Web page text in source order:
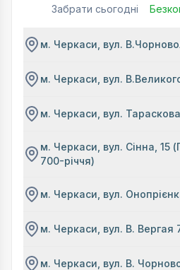
Забрати сьогодні
м. Черкаси, вул.
м. Черкаси, вул.
м. Черкаси, вул.
м. Черкаси, вул. Сінна, 15
700-річчя)
м. Черкаси, вул.
м. Черкаси, вул. В. Вергая
м. Черкаси, вул. В.